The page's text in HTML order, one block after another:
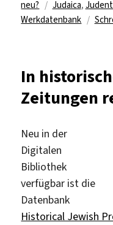
am
neu?
Schlagwörter
Judaica,
Werkdatenbank
In
Zeitungen
Neu in der
Digitalen
Bibliothek
verfügbar ist die
Datenbank
Historical Jewish